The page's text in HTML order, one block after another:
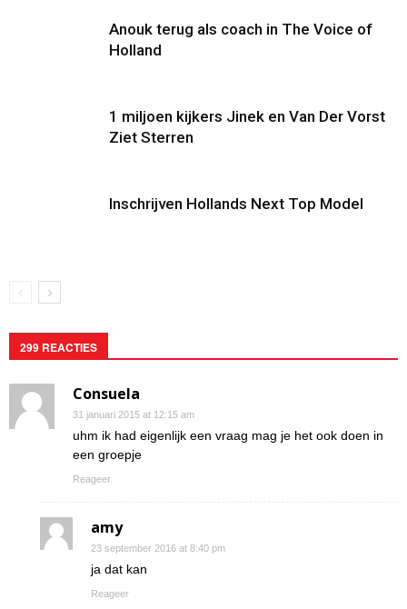
Anouk terug als coach in The Voice of
Holland
1 miljoen kijkers Jinek en Van Der Vorst
Ziet Sterren
Inschrijven Hollands Next Top Model
299 REACTIES
Consuela
31 januari 2015 at 12:15 am
uhm ik had eigenlijk een vraag mag je het ook doen in
een groepje
Reageer
amy
23 september 2016 at 8:40 pm
ja dat kan
Reageer